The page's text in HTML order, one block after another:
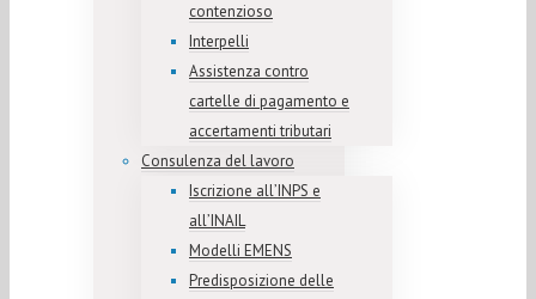
contenzioso
Interpelli
Assistenza contro
cartelle di pagamento e
accertamenti tributari
Consulenza del lavoro
Iscrizione all’INPS e
all’INAIL
Modelli EMENS
Predisposizione delle